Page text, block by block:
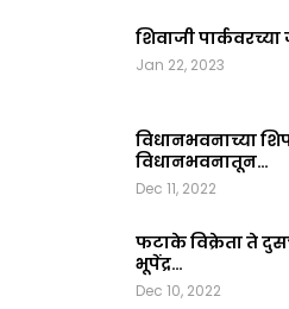
शिवाजी
Jan 22, 2023
विधानभवनाच्या
विधानभवनातून…
Dec 11, 2022
फटाके विक्रेता ते
भूपेंद्र…
Dec 10, 2022